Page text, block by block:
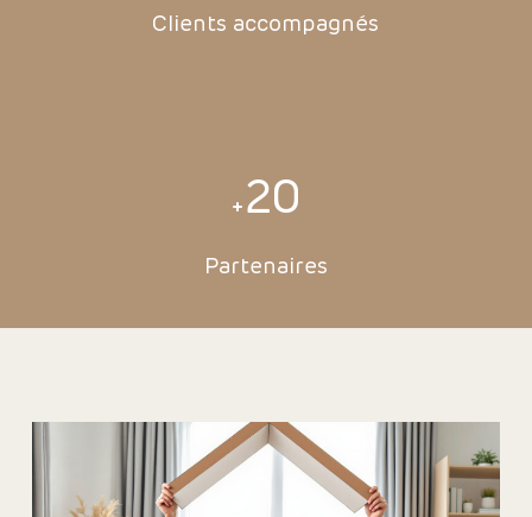
Clients accompagnés
+ 20
Partenaires